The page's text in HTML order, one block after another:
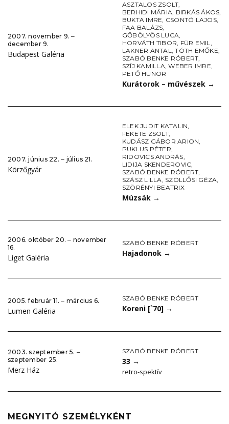
2007. november 9. ‒
december 9.
Budapest Galéria
ASZTALOS ZSOLT,
BERHIDI MÁRIA, BIRKÁS ÁKOS,
BUKTA IMRE, CSONTÓ LAJOS,
FAA BALÁZS,
GŐBÖLYÖS LUCA,
HORVÁTH TIBOR, FÜR EMIL,
LAKNER ANTAL,TÓTH EMŐKE,
SZABÓ BENKE RÓBERT,
SZÍJ KAMILLA,WEBER IMRE,
PETŐ HUNOR
Kurátorok – művészek →
2007. június 22. ‒ július 21.
Körzőgyár
ELEK JUDIT KATALIN,
FEKETE ZSOLT,
KUDÁSZ GÁBOR ARION,
PUKLUS PÉTER,
RIDOVICS ANDRÁS,
LIDIJA SKENDEROVIC,
SZABÓ BENKE RÓBERT,
SZÁSZ LILLA, SZÖLLŐSI GÉZA,
SZÖRÉNYI BEATRIX
Múzsák →
2006. október 20. ‒ november
16.
Liget Galéria
SZABÓ BENKE RÓBERT
Hajadonok →
2005. február 11. ‒ március 6.
Lumen Galéria
SZABÓ BENKE RÓBERT
Koreni [`70] →
2003. szeptember 5. ‒
szeptember 25.
Merz Ház
SZABÓ BENKE RÓBERT
33 →
retro-spektív
MEGNYITÓ SZEMÉLYKÉNT